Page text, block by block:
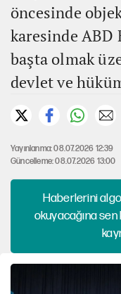
öncesinde
karesinde ABD
başta olmak
devlet ve
Yayınlanma: 08.07.2026 12:39
Güncelleme: 08.07.2026 13:00
Haberlerini
okuyacağına